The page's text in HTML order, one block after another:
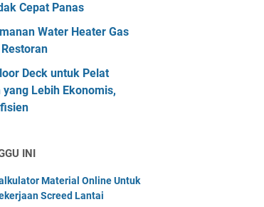
Cepat Panas
Water Heater Gas
Deck untuk Pelat
Lebih Ekonomis,
INI
Material Online Untuk
Screed Lantai